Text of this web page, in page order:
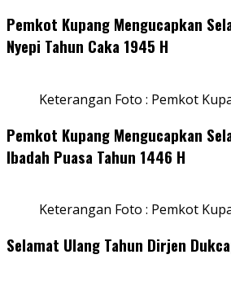
Pemkot Kupang Mengucapkan
Nyepi Tahun Caka 1945 H
Keterangan Foto : Pemkot
Pemkot Kupang Mengucapkan
Ibadah Puasa Tahun 1446 H
Keterangan Foto : Pemkot
Selamat Ulang Tahun Dirjen